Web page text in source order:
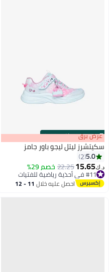
00m:00s
·باقي 100% عرض برق
سكيتشرز ليتل ليجو باور جامز
5.0
2
د.ك‏15.65
22.25خصم 29%
#11 في أحذية رياضية للفتيات
#11 في أحذية رياضية للفتيات احصل عليه خلال 11 - 12